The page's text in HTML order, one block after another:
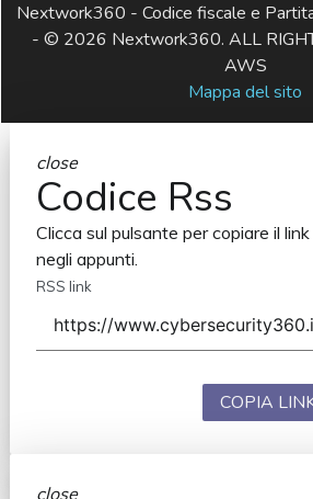
Nextwork360 - Codice fiscale e
- © 2026 Nextwork360. ALL
AWS
Mappa del sito
close
Codice Rss
Clicca sul pulsante per copiare il link
negli appunti.
RSS link
COPIA
close